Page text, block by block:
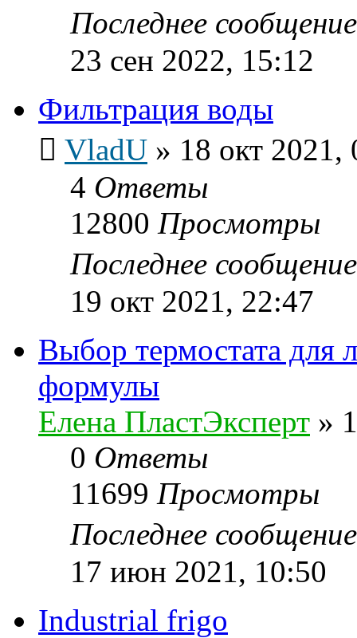
Последнее
23 сен 2022, 15:12
Фильтрация воды
VladU » 18 окт 2021,
4 Ответы
12800 Просмотры
Последнее
19 окт 2021, 22:47
Выбор термостата для
формулы
Елена ПластЭксперт »
0 Ответы
11699 Просмотры
Последнее
17 июн 2021, 10:50
Industrial frigo